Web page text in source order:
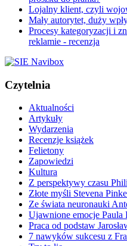
Lojalny klient, czyli
Mały autorytet, duży
Procesy kategoryzacji i
reklamie - recenzja
Czytelnia
Aktualności
Artykuły
Wydarzenia
Recenzje książek
Felietony
Zapowiedzi
Kultura
Z perspektywy czasu
Złote myśli Stevena
Ze świata neuronauki
Ujawnione emocje Paula
Praca od podstaw
7 nawyków sukcesu z